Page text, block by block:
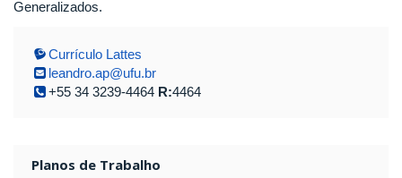
Generalizados.
Currículo Lattes
leandro.ap@ufu.br
+55 34 3239-4464 R:4464
Planos de Trabalho